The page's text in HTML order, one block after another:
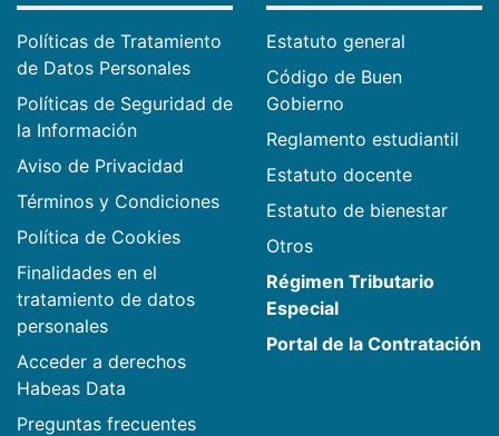
Políticas de Tratamiento
de Datos Personales
Políticas de Seguridad de
la Información
Aviso de Privacidad
Términos y Condiciones
Política de Cookies
Finalidades en el
tratamiento de datos
personales
Acceder a derechos
Habeas Data
Preguntas frecuentes
Estatuto general
Código de Buen
Gobierno
Reglamento estudiantil
Estatuto docente
Estatuto de bienestar
Otros
Régimen Tributario
Especial
Portal de la Contratación